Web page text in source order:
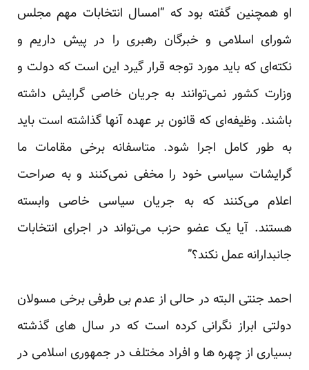
او همچنین گفته بود که “امسال انتخابات مهم مجلس
شورای اسلامی و خبرگان رهبری را در پیش داریم و
نکته‌ای که باید مورد توجه قرار گیرد این است که دولت و
وزارت کشور نمی‌توانند به جریان خاصی گرایش داشته
باشند. وظیفه‌ای که قانون بر عهده آنها گذاشته است باید
به طور کامل اجرا شود. متاسفانه برخی مقامات ما
گرایشات سیاسی خود را مخفی نمی‌کنند و به صراحت
اعلام می‌کنند که به جریان سیاسی خاصی وابسته
هستند. آیا یک عضو حزب می‌تواند در اجرای انتخابات
جانبدارانه عمل نکند؟”
احمد جنتی البته در حالی از عدم بی طرفی برخی مسولان
دولتی ابراز نگرانی کرده است که در سال های گذشته
بسیاری از چهره ها و افراد مختلف در جمهوری اسلامی در